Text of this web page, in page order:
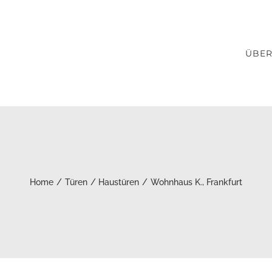
Home Türen Haustüren Wohnhaus K., Frankfurt